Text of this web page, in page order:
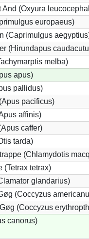
And (Oxyura
europaeus)
(Caprimulgus
(Hirundapus
melba)
apus)
pallidus)
pacificus)
affinis)
caffer)
tarda)
(Chlamydotis
(Tetrax tetrax)
glandarius)
(Coccyzus
(Coccyzus
canorus)